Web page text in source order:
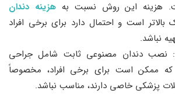
هزینه این روش نسبت بههزینه دندان
بالاتر است و احتمال دارد برای برخی افراد
نباشد.
: نصب دندان مصنوعی ثابت شامل جراحی
ممکن است برای برخی افراد، مخصوصاً
پزشکی خاصی دارند، مناسب نباشد.